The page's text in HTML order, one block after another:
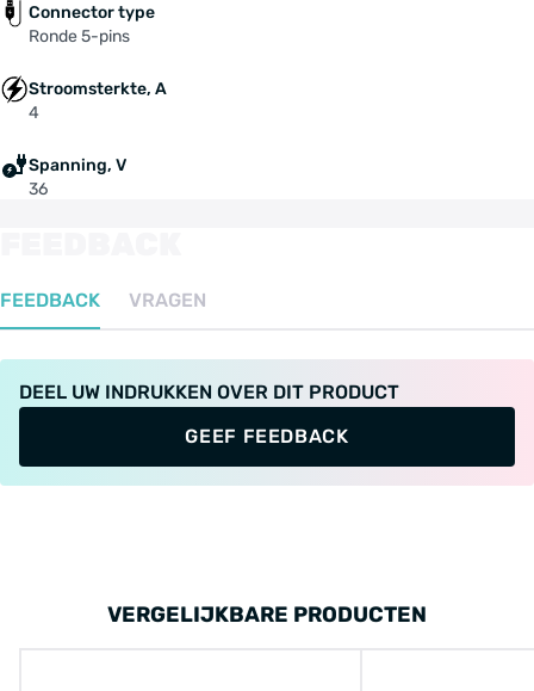
Geschikt voor de volgende modellen:
Batavus Genova E-go model 2014-2020
Sparta Amazone E model 2014-2015
Sparta E-motion C2 model 2014-2015
Sparta F7e model 2016-2020
Connector type
Ronde 5-pins
Stroomsterkte, A
4
Spanning, V
36
FEEDBACK VRAGEN
DEEL UW INDRUKKEN OVER DIT PRODUCT
GEEF FEEDBACK
VERGELIJKBARE PRODUCTEN